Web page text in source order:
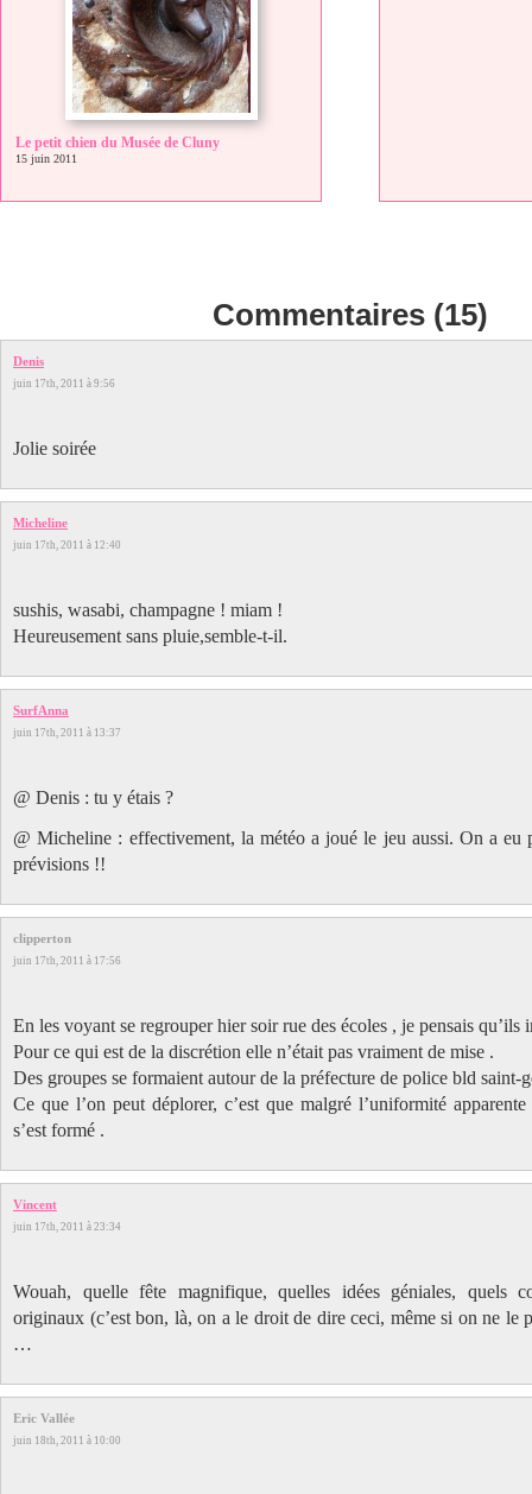
Le petit chien du Musée de Cluny
15 juin 2011
Commentaires (15)
Denis
juin 17th, 2011 à 9:56
Jolie soirée
Micheline
juin 17th, 2011 à 12:40
sushis, wasabi, champagne ! miam !
Heureusement sans pluie,semble-t-il.
SurfAnna
juin 17th, 2011 à 13:37
@ Denis : tu y étais ?
@ Micheline : effectivement, la météo a joué le jeu aussi. On a eu
prévisions !!
clipperton
juin 17th, 2011 à 17:56
En les voyant se regrouper hier soir rue des écoles , je pensais qu’ils
Pour ce qui est de la discrétion elle n’était pas vraiment de mise .
Des groupes se formaient autour de la préfecture de police bld saint-
Ce que l’on peut déplorer, c’est que malgré l’uniformité
s’est formé .
Vincent
juin 17th, 2011 à 23:34
Wouah, quelle fête magnifique, quelles idées géniales, quels
originaux (c’est bon, là, on a le droit de dire ceci, même si on ne le
…
Eric Vallée
juin 18th, 2011 à 10:00